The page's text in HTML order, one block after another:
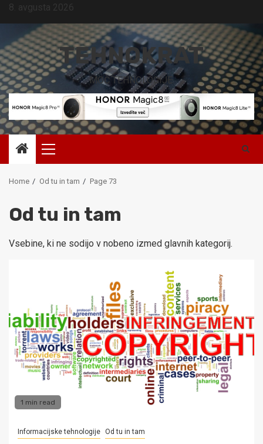
content
8. avgusta 2026
TEHNOKRAT
MOČ TEHNOLOGIJE.
Primary
Menu
Home Od tu in tam Page 73
Od tu in tam
Vsebine, ki ne sodijo v nobeno izmed glavnih kategorij.
1 min read
Informacijske tehnologije Od tu in tam